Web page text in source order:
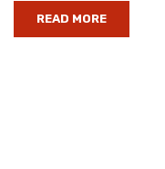
READ MORE